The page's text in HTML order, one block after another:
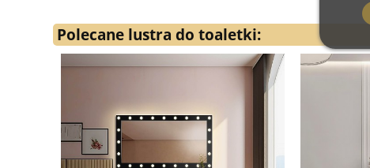
Polecane lustra do toaletki: